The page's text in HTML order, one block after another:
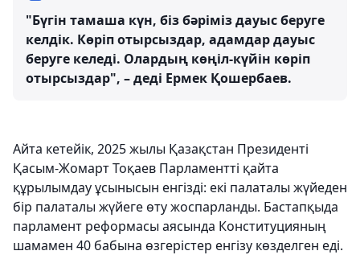
"Бүгін тамаша күн, біз бәріміз дауыс беруге
келдік. Көріп отырсыздар, адамдар дауыс
беруге келеді. Олардың көңіл-күйін көріп
отырсыздар", – деді Ермек Қошербаев.
Айта кетейік, 2025 жылы Қазақстан Президенті
Қасым-Жомарт Тоқаев Парламентті қайта
құрылымдау ұсынысын енгізді: екі палаталы жүйеден
бір палаталы жүйеге өту жоспарланды. Бастапқыда
парламент реформасы аясында Конституцияның
шамамен 40 бабына өзгерістер енгізу көзделген еді.